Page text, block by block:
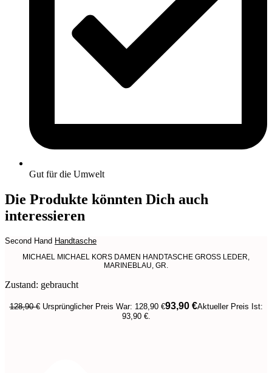
Gut für die Umwelt
Die Produkte könnten Dich auch
interessieren
Second Hand Handtasche
MICHAEL MICHAEL KORS DAMEN HANDTASCHE GROSS LEDER,
MARINEBLAU, GR.
Zustand: gebraucht
128,90€ Ursprünglicher Preis War: 128,90 €93,90 €Aktueller Preis Ist:
93,90 €.